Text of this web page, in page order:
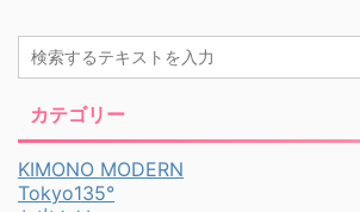
カテゴリー
KIMONO MODERN
Tokyo135°